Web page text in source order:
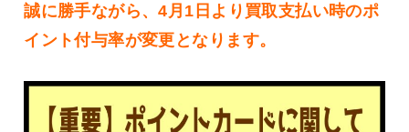
誠に勝手ながら、4月1日より買取支払い時のポ
イント付与率が変更となります。